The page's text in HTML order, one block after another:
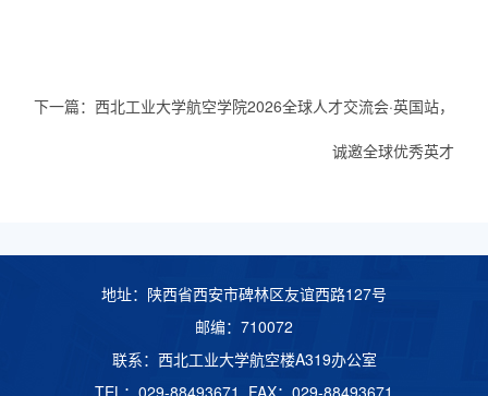
下一篇：西北工业大学航空学院2026全球人才交流会·英国站，
诚邀全球优秀英才
地址：陕西省西安市碑林区友谊西路127号
邮编：710072
联系：西北工业大学航空楼A319办公室
TEL：029-88493671 FAX：029-88493671